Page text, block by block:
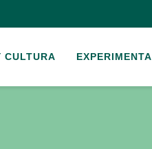
CULTURA EXPERIMENTA